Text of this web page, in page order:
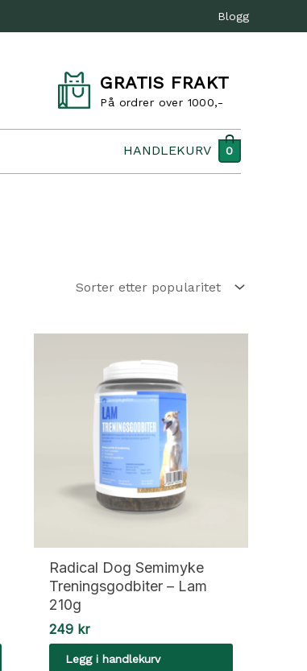
Blogg
GRATIS FRAKT
På ordrer over 1000,-
HANDLEKURV 0
Radical Dog Semimyke
Treningsgodbiter – Lam
210g
249 kr
Legg i handlekurv